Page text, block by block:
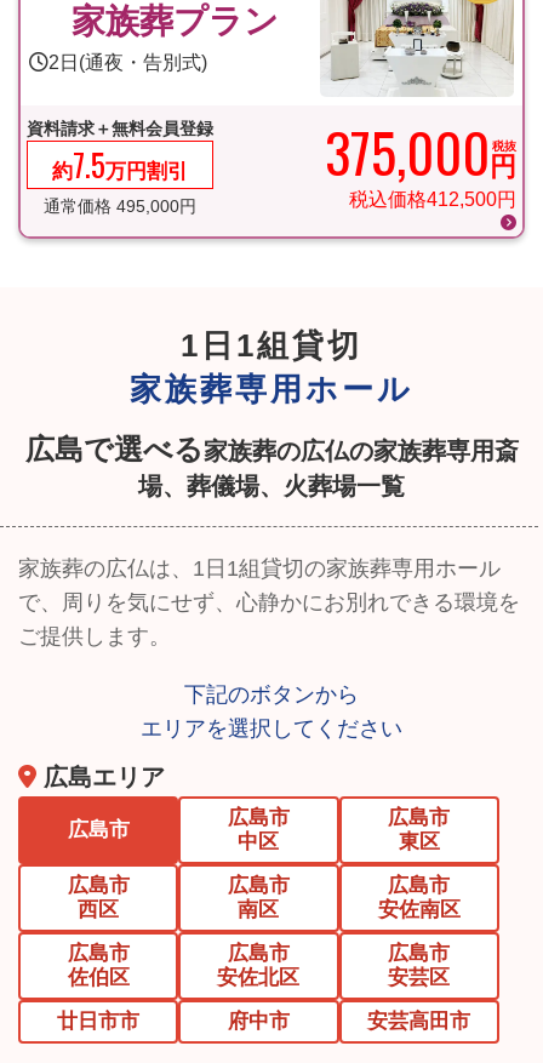
家族葬プラン
2日(通夜・告別式)
資料請求＋無料会員登録
約7.5万円割引
通常価格 495,000円
375,000 円
税抜
税込価格412,500円
1日1組貸切
家族葬専用ホール
広島で選べる家族葬の広仏の家族葬専用斎
場、葬儀場、火葬場一覧
家族葬の広仏は、1日1組貸切の家族葬専用ホール
で、周りを気にせず、 心静かにお別れできる環境を
ご提供します。
下記のボタンから
エリアを選択してください
広島エリア
広島市
広島市
中区
広島市
東区
広島市
西区
広島市
南区
広島市
安佐南区
広島市
佐伯区
広島市
安佐北区
広島市
安芸区
廿日市市
府中市 安芸高田市